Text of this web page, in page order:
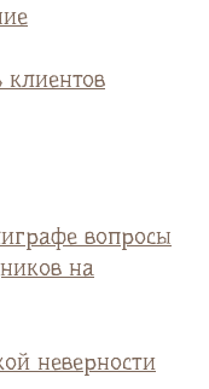
вопросы
на
неверности